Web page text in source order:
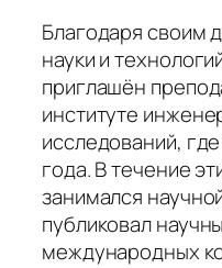
Благодаря своим
науки и
приглашён
институте
исследований,
года. В течение
занимался
публиковал
международных